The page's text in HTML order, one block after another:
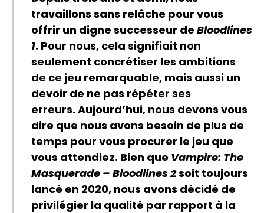
travaillons sans relâche pour vous
offrir un digne successeur de Bloodlines
1. Pour nous, cela signifiait non
seulement concrétiser les ambitions
de ce jeu remarquable, mais aussi un
devoir de ne pas répéter ses
erreurs. Aujourd’hui, nous devons vous
dire que nous avons besoin de plus de
temps pour vous procurer le jeu que
vous attendiez. Bien que Vampire: The
Masquerade – Bloodlines 2soit toujours
lancé en 2020, nous avons décidé de
privilégier la qualité par rapport à la